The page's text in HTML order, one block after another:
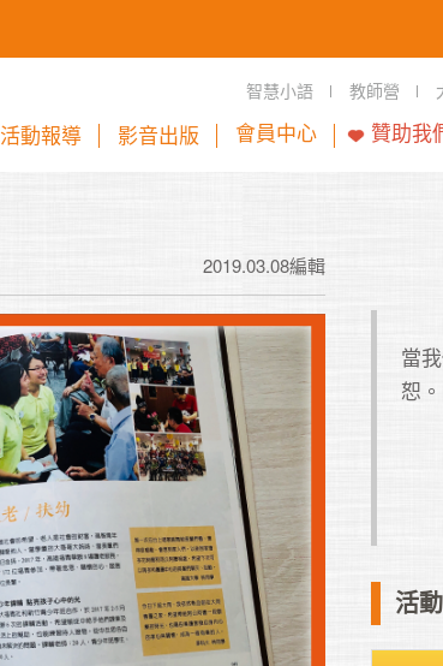
智慧小語 教師營
活動報導 影音出版 會員中心 贊助我
2019.03.08編輯
制定一個你可以完全實踐的計畫，不
要制定一個非常圓滿的計畫，永遠實
現不了，永遠都在哀嘆！
當
恕。
活